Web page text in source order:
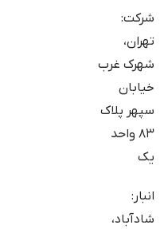
شرکت:
تهران،
شهرک غرب
خیابان
سپهر پلاک
83 واحد
یک
انبار:
شادآباد،